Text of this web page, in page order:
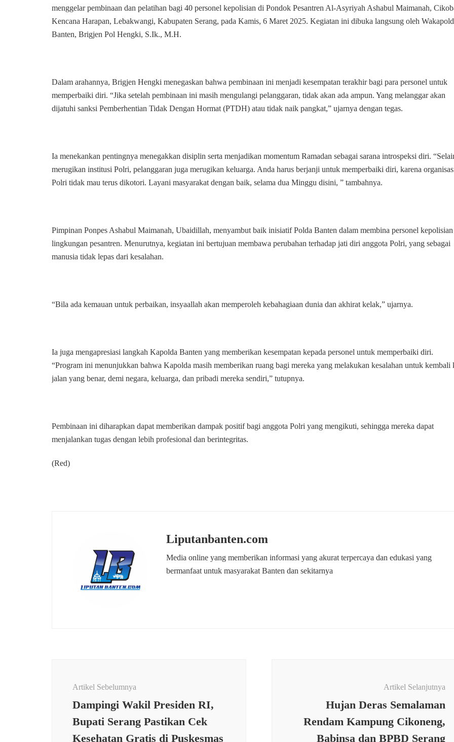
di
Ponpes
menggelar pembinaan dan pelatihan bagi 40 personel kepolisian di Pondok Pesantren Al-Asyriyah Ashabul Maimanah,
Kencana Harapan, Lebakwangi, Kabupaten Serang, pada Kamis, 6 Maret 2025. Kegiatan ini dibuka langsung oleh
Banten, Brigjen Pol Hengki, S.Ik., M.H.
Dalam arahannya, Brigjen Hengki menegaskan bahwa pembinaan ini menjadi kesempatan terakhir bagi para personel untuk
memperbaiki diri. “Jika setelah pembinaan ini masih mengulangi pelanggaran, tidak akan ada ampun. Yang melanggar akan
dijatuhi sanksi Pemberhentian Tidak Dengan Hormat (PTDH) atau tidak naik pangkat,” ujarnya dengan tegas.
Ia menekankan pentingnya menegakkan disiplin serta menjadikan momentum Ramadan sebagai sarana introspeksi diri.
merugikan institusi Polri, pelanggaran juga merugikan keluarga. Anda harus berjanji untuk memperbaiki diri, karena
Polri tidak mau terus dikotori. Layani masyarakat dengan baik, selama dua Minggu disini, ” tambahnya.
Pimpinan Ponpes Ashabul Maimanah, Ubaidillah, menyambut baik inisiatif Polda Banten dalam membina personel
lingkungan pesantren. Menurutnya, kegiatan ini bertujuan membawa perubahan terhadap jati diri anggota Polri, yang sebagai
manusia tidak lepas dari kesalahan.
“Bila ada kemauan untuk perbaikan, insyaallah akan memperoleh kebahagiaan dunia dan akhirat kelak,” ujarnya.
Ia juga mengapresiasi langkah Kapolda Banten yang memberikan kesempatan kepada personel untuk memperbaiki diri.
“Program ini menunjukkan bahwa Kapolda masih memberikan ruang bagi mereka yang melakukan kesalahan untuk kembali
jalan yang benar, demi negara, keluarga, dan pribadi mereka sendiri,” tutupnya.
Pembinaan ini diharapkan dapat memberikan dampak positif bagi anggota Polri yang mengikuti, sehingga mereka dapat
menjalankan tugas dengan lebih profesional dan berintegritas.
(Red)
Liputanbanten.com
Media online yang memberikan informasi yang akurat terpercaya dan edukasi yang
bermanfaat untuk masyarakat Banten dan sekitarnya
Artikel Sebelumnya
Dampingi Wakil Presiden RI,
Bupati Serang Pastikan Cek
Kesehatan Gratis di Puskesmas
Artikel Selanjutnya
Hujan Deras Semalaman
Rendam Kampung Cikoneng,
Babinsa dan BPBD Serang